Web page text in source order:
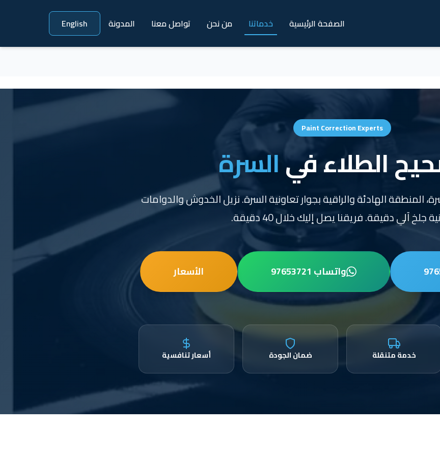
الصفحة الرئيسية خدماتنا من نحن تواصل معنا المدونة English
Paint Correction Experts
الطلاء فيالسرة
المنطقة الهادئة والراقية بجوار تعاونية السرة. نزيل الخدوش والدوامات
جلخ آلي دقيقة. فريقنا يصل إليك خلال 40 دقيقة.
واتساب 97653721 الأسعار
خدمة متنقلة ضمان الجودة أسعار تنافسية